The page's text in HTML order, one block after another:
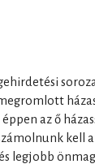
az ő
kell
legjobb